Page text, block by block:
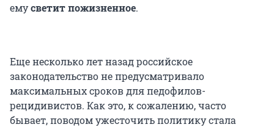
емусветит пожизненное.
Еще несколько лет назад российское
законодательство не предусматривало
максимальных сроков для педофилов-
рецидивистов. Как это, к сожалению, часто
бывает, поводом ужесточить политику стала